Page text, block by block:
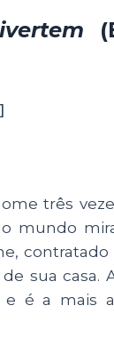
três
mundo
sua casa.
é a mais